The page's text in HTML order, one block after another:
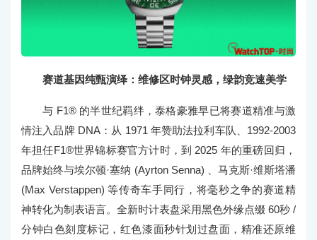
赛道基因纯甄演绎：维修区时钟灵感，绿韵竞速美学
与 F1® 的半世纪羁绊，泰格豪雅早已将赛道精准与激
情注入品牌 DNA：从 1971 年赞助法拉利车队、1992-2003
年担任F1®世界锦标赛官方计时，到 2025 年的重磅回归，
品牌始终与埃尔顿·塞纳 (Ayrton Senna) 、马克斯·维斯塔潘
(Max Verstappen) 等传奇车手同行，将毫秒之争的赛道精
神转化为制表语言。全新时计表盘采用黑色外缘点缀 60秒 /
分钟白色刻度标记，红色漆面秒针划过盘面，精准还原维